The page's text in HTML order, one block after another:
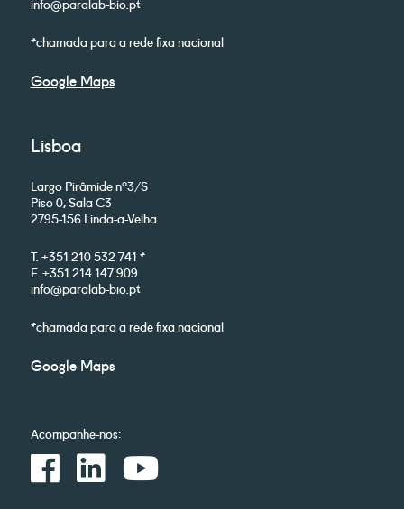
info@paralab-bio.pt
*chamada para a rede fixa nacional
Google Maps
Lisboa
Largo Pirâmide nº3/S
Piso 0, Sala C3
2795-156 Linda-a-Velha
T. +351 210 532 741 *
F. +351 214 147 909
info@paralab-bio.pt
*chamada para a rede fixa nacional
Google Maps
Acompanhe-nos: